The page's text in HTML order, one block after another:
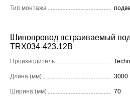
Тип монтажа
Шинопровод встраиваемый
TRX034-423.12B
Производитель
Длина (мм) 3000
Ширина (мм) 70